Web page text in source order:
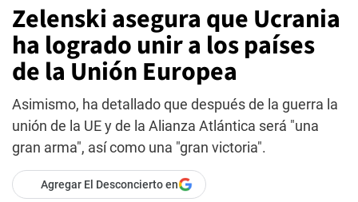
Zelenski asegura que Ucrania
ha logrado unir a los países
de la Unión Europea
Asimismo, ha detallado que después de la guerra la
unión de la UE y de la Alianza Atlántica será "una
gran arma", así como una "gran victoria".
Agregar El Desconcierto en